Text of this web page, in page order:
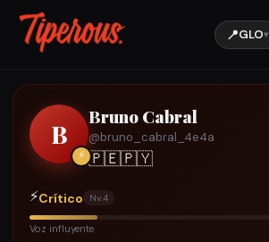
📍GLO▾
B
⚡
Bruno Cabral
@bruno_cabral_4e4a
🇵🇪🇵🇾
⚡Crítico Nv.4
Voz influyente